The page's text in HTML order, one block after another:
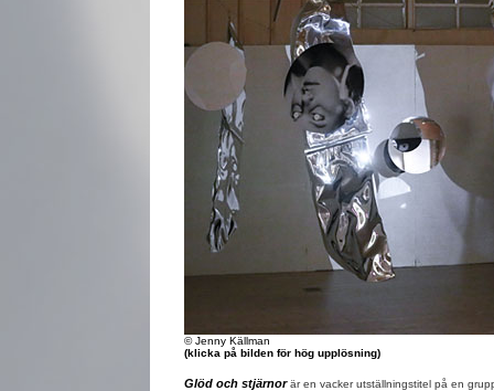
© Jenny Källman
(klicka på bilden för hög upplösning)
Glöd och stjärnorär en vacker utställningstitel på en